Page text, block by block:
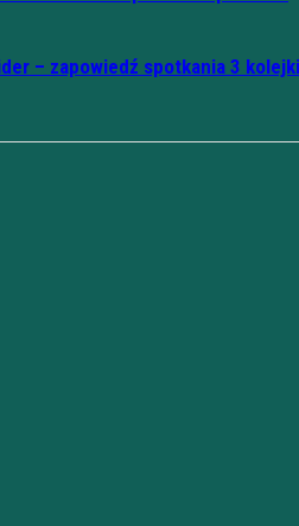
– zapowiedź spotkania 3 kolejki